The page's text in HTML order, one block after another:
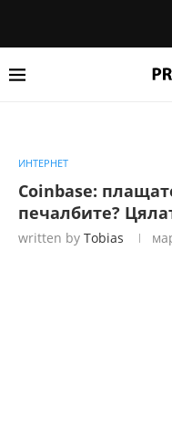
ИНТЕРНЕТ
Coinbase:
печалбите?
written by Tobias